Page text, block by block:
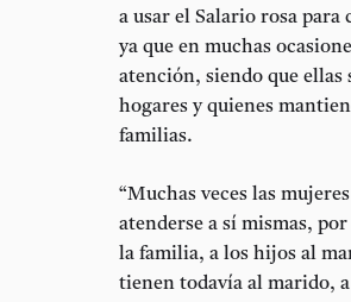
a usar el Salario rosa para
ya que en muchas
atención, siendo que ellas
hogares y quienes
familias.
“Muchas veces las
atenderse a sí mismas,
la familia, a los hijos al
tienen todavía al marido, a